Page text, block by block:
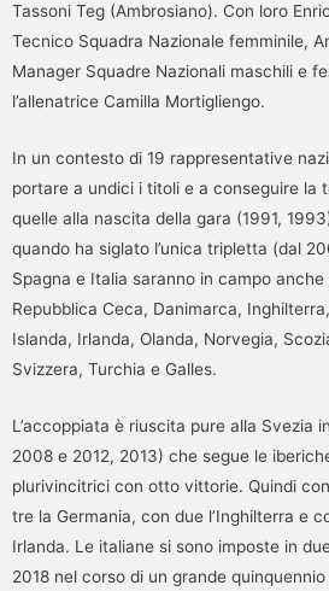
Tassoni Teg (Ambrosiano). Con loro
Tecnico Squadra Nazionale femminile,
Manager Squadre Nazionali maschili e
l’allenatrice Camilla Mortigliengo.
In un contesto di 19 rappresentative
portare a undici i titoli e a conseguire la
quelle alla nascita della gara (1991,
quando ha siglato l’unica tripletta (dal
Spagna e Italia saranno in campo anche
Repubblica Ceca, Danimarca,
Islanda, Irlanda, Olanda, Norvegia,
Svizzera, Turchia e Galles.
L’accoppiata è riuscita pure alla Svezia
2008 e 2012, 2013) che segue le
plurivincitrici con otto vittorie. Quindi
tre la Germania, con due l’Inghilterra e
Irlanda. Le italiane si sono imposte in
2018 nel corso di un grande